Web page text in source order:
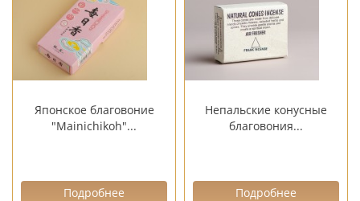
Японское благовоние
"Mainichikoh"...
Подробнее
Непальские конусные
благовония...
Подробнее